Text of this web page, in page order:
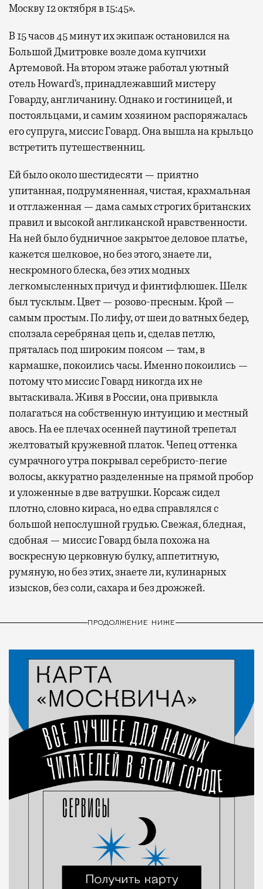
Москву 12 октября в 15:45».
В 15 часов 45 минут их экипаж остановился на
Большой Дмитровке возле дома купчихи
Артемовой. На втором этаже работал уютный
отель Howard’s, принадлежавший мистеру
Говарду, англичанину. Однако и гостиницей, и
постояльцами, и самим хозяином распоряжалась
его супруга, миссис Говард. Она вышла на крыльцо
встретить путешественниц.
Ей было около шестидесяти — приятно
упитанная, подрумяненная, чистая, крахмальная
и отглаженная — дама самых строгих британских
правил и высокой англиканской нравственности.
На ней было будничное закрытое деловое платье,
кажется шелковое, но без этого, знаете ли,
нескромного блеска, без этих модных
легкомысленных причуд и финтифлюшек. Шелк
был тусклым. Цвет — розово-пресным. Крой —
самым простым. По лифу, от шеи до ватных бедер,
сползала серебряная цепь и, сделав петлю,
пряталась под широким поясом — там, в
кармашке, покоились часы. Именно покоились —
потому что миссис Говард никогда их не
вытаскивала. Живя в России, она привыкла
полагаться на собственную интуицию и местный
авось. На ее плечах осенней паутиной трепетал
желтоватый кружевной платок. Чепец оттенка
сумрачного утра покрывал серебристо-пегие
волосы, аккуратно разделенные на прямой пробор
и уложенные в две ватрушки. Корсаж сидел
плотно, словно кираса, но едва справлялся с
большой непослушной грудью. Свежая, бледная,
сдобная — миссис Говард была похожа на
воскресную церковную булку, аппетитную,
румяную, но без этих, знаете ли, кулинарных
изысков, без соли, сахара и без дрожжей.
ПРОДОЛЖЕНИЕ НИЖЕ